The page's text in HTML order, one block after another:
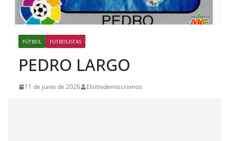
FÚTBOL FUTBOLISTAS
PEDRO LARGO
11 de junio de 2026 Elsitiodemiscromos